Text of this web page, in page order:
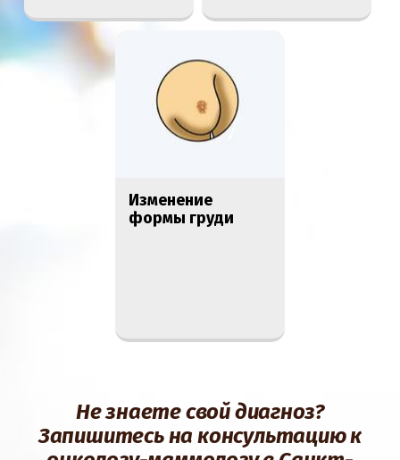
Изменение
формы груди
Не знаете свой диагноз?
Запишитесь на консультацию к